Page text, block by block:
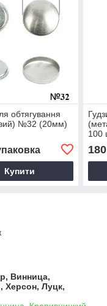
обтягування
№32 (20мм)
Купити
100
180
Винница,
Херсон, Луцк,